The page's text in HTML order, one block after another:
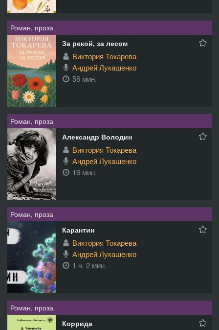
Роман, проза
За рекой, за лесом
Виктория Токарева
Андрей Лукашенко
56 мин.
Роман, проза
Александр Володин
Виктория Токарева
Андрей Лукашенко
16 мин.
Роман, проза
Карантин
Виктория Токарева
Андрей Лукашенко
1 ч. 2 мин.
Роман, проза
Коррида